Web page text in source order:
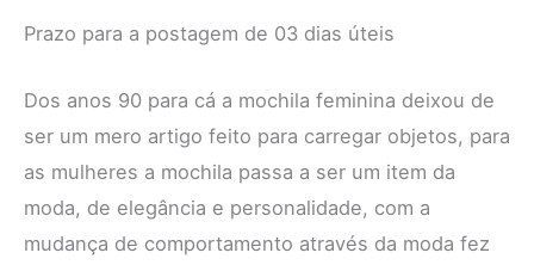
Prazo para a postagem de 03 dias úteis
Dos anos 90 para cá a mochila feminina deixou de
ser um mero artigo feito para carregar objetos, para
as mulheres a mochila passa a ser um item da
moda, de elegância e personalidade, com a
mudança de comportamento através da moda fez